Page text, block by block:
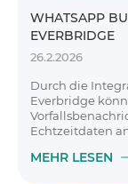
WHATSAPP
EVERBRIDGE
26.2.2026
Durch die
Everbridge
Echtzeitdaten
MEHR LESEN